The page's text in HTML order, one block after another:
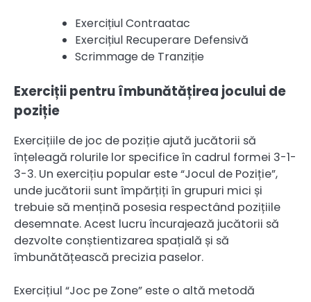
Exercițiul Contraatac
Exercițiul Recuperare Defensivă
Scrimmage de Tranziție
Exerciții pentru îmbunătățirea jocului de
poziție
Exercițiile de joc de poziție ajută jucătorii să
înțeleagă rolurile lor specifice în cadrul formei 3-1-
3-3. Un exercițiu popular este “Jocul de Poziție”,
unde jucătorii sunt împărțiți în grupuri mici și
trebuie să mențină posesia respectând pozițiile
desemnate. Acest lucru încurajează jucătorii să
dezvolte conștientizarea spațială și să
îmbunătățească precizia paselor.
Exercițiul “Joc pe Zone” este o altă metodă